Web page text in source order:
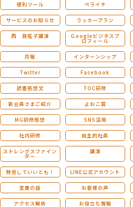
便利ツール ペライチ
サービスのお知らせ ラッカープラン
西 良旺子講演 Ｇoogleビジネスプ
ロフィール
月報 インターンシップ
Twitter Facebook
読書感想文 TOC研修
新会員さまご紹介 よおこ賞
MG研修感想 SNS活用
社内研修 自主的社員
ストレングスファイン
ダー
講演
発信していいとも！ LINE公式アカウント
営業の話 お客様の声
アクセス解析 お役立ち情報